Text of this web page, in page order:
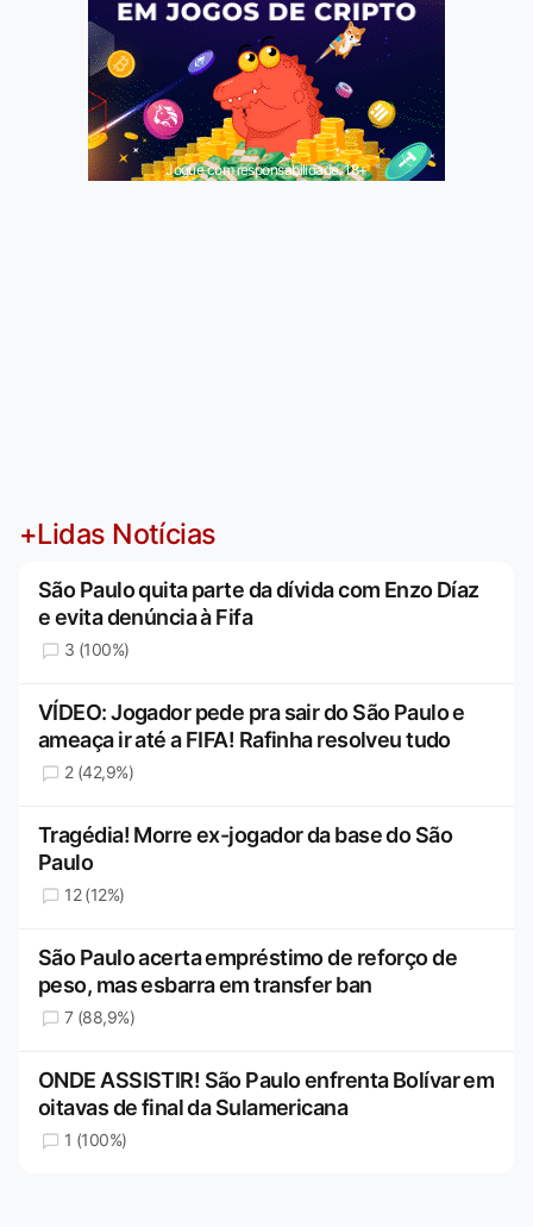
Jogue com responsabilidade. 18+
+Lidas Notícias
São Paulo quita parte da dívida com Enzo Díaz
e evita denúncia à Fifa
3 (100%)
VÍDEO: Jogador pede pra sair do São Paulo e
ameaça ir até a FIFA! Rafinha resolveu tudo
2 (42,9%)
Tragédia! Morre ex-jogador da base do São
Paulo
12 (12%)
São Paulo acerta empréstimo de reforço de
peso, mas esbarra em transfer ban
7 (88,9%)
ONDE ASSISTIR! São Paulo enfrenta Bolívar em
oitavas de final da Sulamericana
1 (100%)